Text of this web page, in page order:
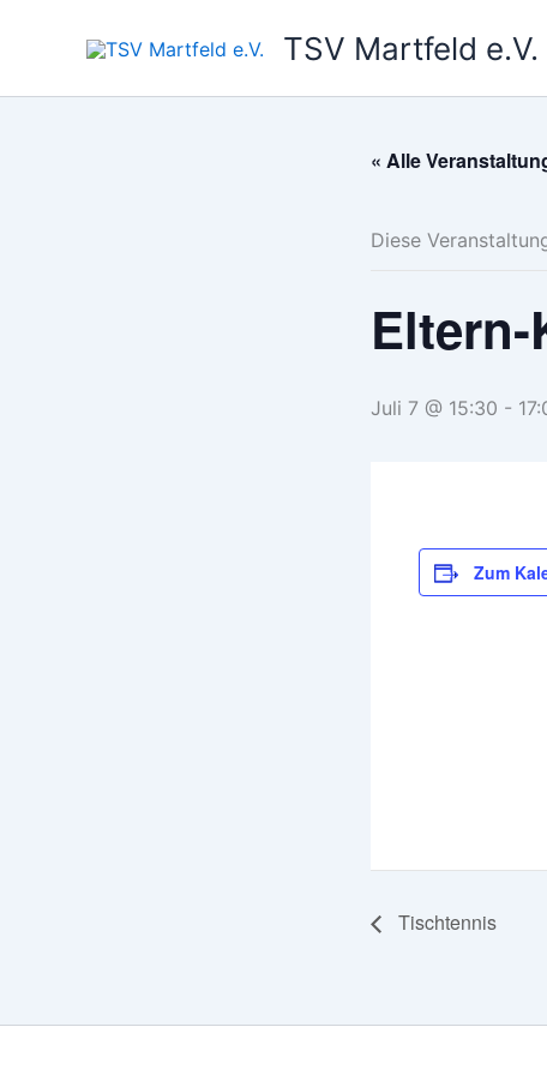
TSV Martfeld e.V.
« Alle
Diese
Juli 7 @ 15:30 -
Zum
Tischtennis